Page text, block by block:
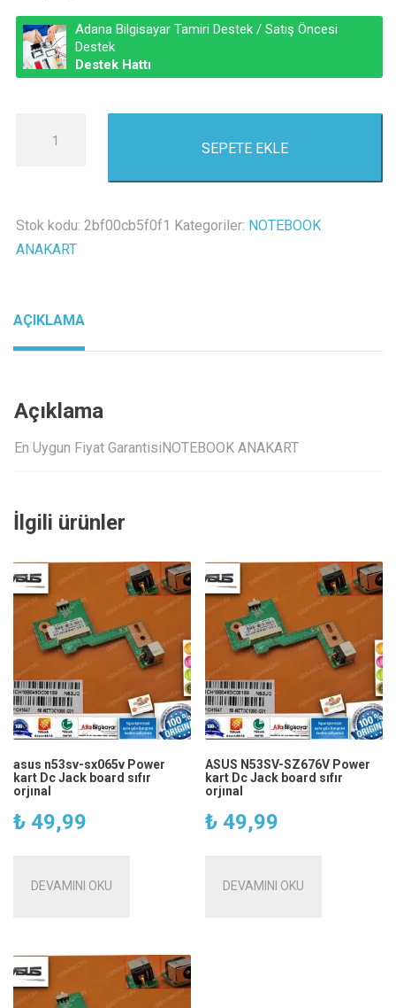
Adana Bilgisayar Tamiri Destek / Satış Öncesi
Destek
Destek Hattı
board
inverter
SEPETE EKLE
Stok kodu: 2bf00cb5f0f1 Kategoriler: NOTEBOOK
ANAKART
AÇIKLAMA
Açıklama
En Uygun Fiyat GarantisiNOTEBOOK ANAKART
İlgili ürünler
asus n53sv-sx065v Power
kart Dc Jack board sıfır
orjınal
₺ 49,99
DEVAMINI OKU
ASUS N53SV-SZ676V Power
kart Dc Jack board sıfır
orjınal
₺ 49,99
DEVAMINI OKU